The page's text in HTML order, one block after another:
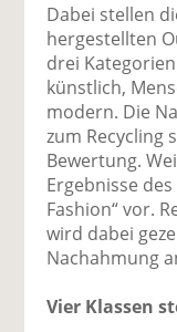
Dabei stellen
hergestellten
drei
künstlich,
modern. Die
zum Recycling
Bewertung.
Ergebnisse
Fashion“ vor.
wird dabei
Nachahmung
Vier Klassen